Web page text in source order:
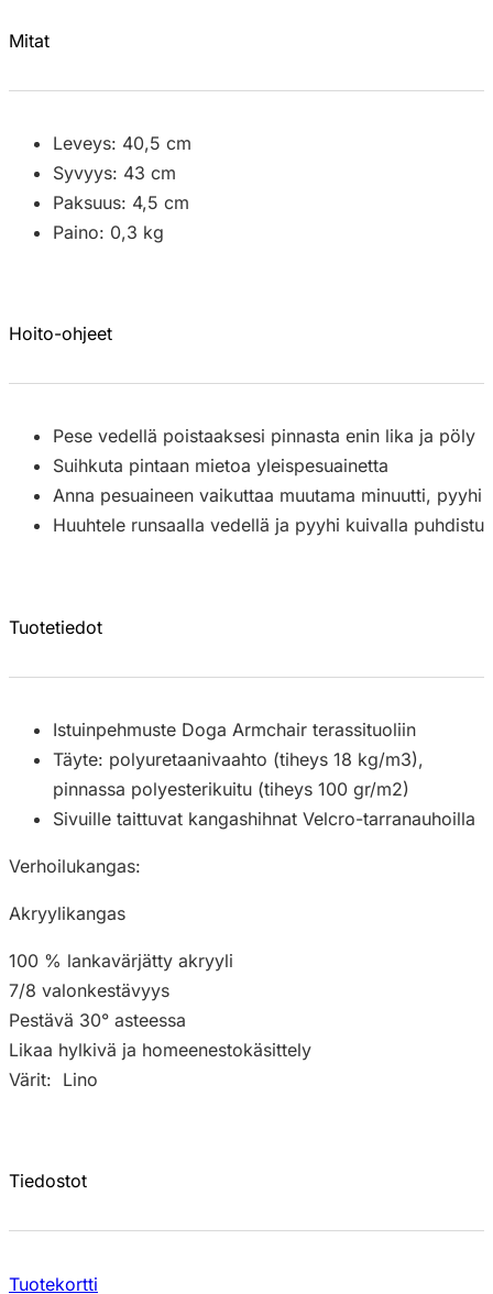
Mitat
Leveys: 40,5 cm
Syvyys: 43 cm
Paksuus: 4,5 cm
Paino: 0,3 kg
Hoito-ohjeet
Pese vedellä poistaaksesi pinnasta enin lika ja pöly
Suihkuta pintaan mietoa yleispesuainetta
Anna pesuaineen vaikuttaa muutama minuutti,
Huuhtele runsaalla vedellä ja pyyhi kuivalla
Tuotetiedot
Istuinpehmuste Doga Armchair terassituoliin
Täyte: polyuretaanivaahto (tiheys 18 kg/m3),
pinnassa polyesterikuitu (tiheys 100 gr/m2)
Sivuille taittuvat kangashihnat Velcro-tarranauhoilla
Verhoilukangas:
Akryylikangas
100 % lankavärjätty akryyli
7/8 valonkestävyys
Pestävä 30° asteessa
Likaa hylkivä ja homeenestokäsittely
Värit: Lino
Tiedostot
Tuotekortti